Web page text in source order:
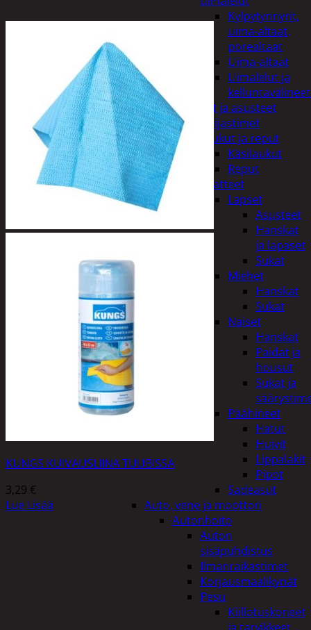
Kylpytynnyrit,
uima-altaat,
porealtaat
Uima-altaat
Uimalelut ja
kelluntavälineet
Vaatteet ja asusteet
Heijastimet
Laukut ja reput
Käsilaukut
Reput
Vaatteet
Lapset
Asusteet
Hanskat
ja lapaset
Sukat
Miehet
Hanskat
Sukat
Naiset
Hanskat
Paidat ja
housut
Sukat ja
Päähineet
Hatut
Huivit
Lippalakit
Pipot
Sadeasut
Auto, vene ja moottori
Autonhoito
Auton
sisäpuhdistus
Ilmanraikastimet
Korjausmaalikynät
Pesu
Kiillotuskoneet
KUNGS KUIVAUSLIINA TUUBISSA
3,29 €
Lue Lisää